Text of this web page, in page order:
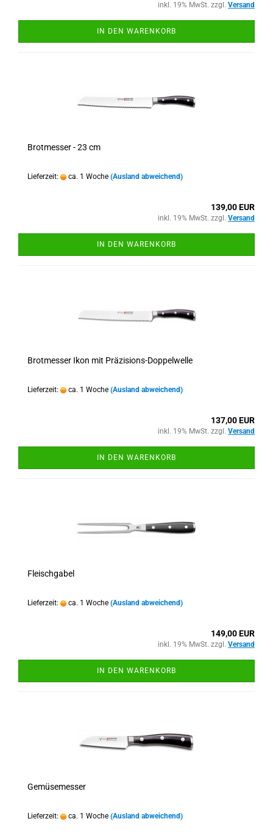
inkl. 19% MwSt. zzgl. Versand
IN DEN WARENKORB
Brotmesser - 23 cm
Lieferzeit: ca. 1 Woche (Ausland abweichend)
139,00 EUR
inkl. 19% MwSt. zzgl. Versand
IN DEN WARENKORB
Brotmesser Ikon mit Präzisions-Doppelwelle
Lieferzeit: ca. 1 Woche (Ausland abweichend)
137,00 EUR
inkl. 19% MwSt. zzgl. Versand
IN DEN WARENKORB
Fleischgabel
Lieferzeit: ca. 1 Woche (Ausland abweichend)
149,00 EUR
inkl. 19% MwSt. zzgl. Versand
IN DEN WARENKORB
Gemüsemesser
Lieferzeit: ca. 1 Woche (Ausland abweichend)